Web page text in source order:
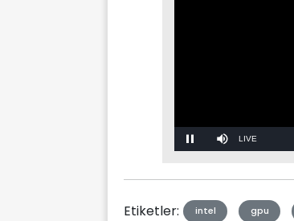
Pause Mute Stream
LIVE
Etiketler: intel gpu